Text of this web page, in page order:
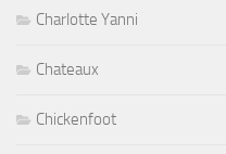
Charlotte Yanni
Chateaux
Chickenfoot